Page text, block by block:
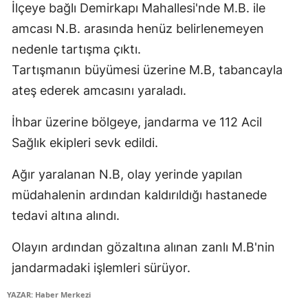
Denizli
Diyarbakır
Edirne
Erzincan
Eskişehir
İlçeye bağlı Demirkapı Mahallesi'nde M.B. ile
amcası N.B. arasında henüz belirlenemeyen
nedenle tartışma çıktı.
Tartışmanın büyümesi üzerine M.B, tabancayla
ateş ederek amcasını yaraladı.
İhbar üzerine bölgeye, jandarma ve 112 Acil
Sağlık ekipleri sevk edildi.
Ağır yaralanan N.B, olay yerinde yapılan
müdahalenin ardından kaldırıldığı hastanede
tedavi altına alındı.
Olayın ardından gözaltına alınan zanlı M.B'nin
jandarmadaki işlemleri sürüyor.
YAZAR: Haber Merkezi